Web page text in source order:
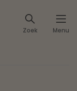
Zoek Menu